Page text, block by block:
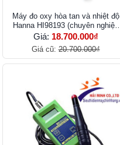
Máy đo oxy hòa tan và nhiệt độ
Hanna HI98193 (chuyên nghiệp
cáp 4m)
Giá: 18.700.000₫
Giá cũ:20.700.000₫